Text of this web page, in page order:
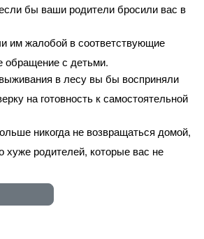
бы ваши родители бросили вас в
им жалобой в соответствующие
обращение с детьми.
в лесу вы бы восприняли
на готовность к самостоятельной
никогда не возвращаться домой,
хуже родителей, которые вас не